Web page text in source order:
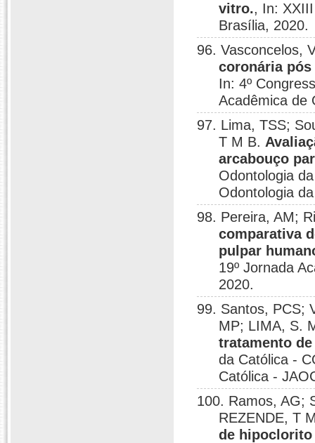
vitro., In:
Brasília, 2020.
96. Vasconcelos,
coronária
In: 4º
Acadêmica de
97. Lima, TSS;
T M B.
arcabouço
Odontologia
Odontologia
98. Pereira, AM;
comparativa
pulpar
19º Jornada
2020.
99. Santos, PCS;
MP; LIMA, S.
tratamento
da Católica -
Católica -
100. Ramos, AG;
REZENDE, T
de hipoclorito